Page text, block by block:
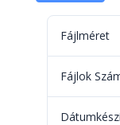
Fájlméret
Fájlok